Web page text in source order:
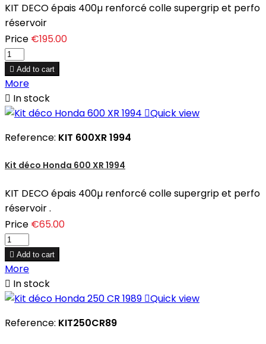
KIT DECO épais 400µ renforcé colle supergrip et perfo
réservoir
Price €195.00
 Add to cart
More
 In stock
Quick view
Reference: KIT 600XR 1994
Kit déco Honda 600 XR 1994
KIT DECO épais 400µ renforcé colle supergrip et perfo
réservoir .
Price €65.00
 Add to cart
More
 In stock
Quick view
Reference: KIT250CR89